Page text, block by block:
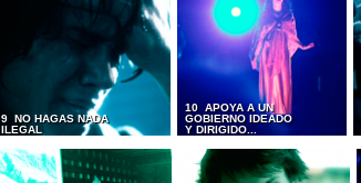
9 NO HAGAS NADA
ILEGAL
10 APOYA A UN
GOBIERNO IDEADO
Y DIRIGIDO...